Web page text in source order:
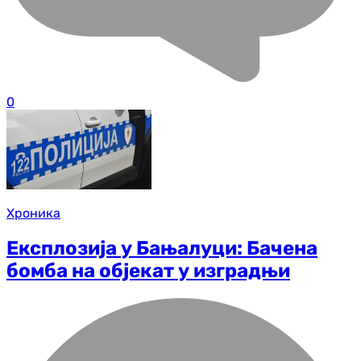
0
Хроника
Експлозија у Бањалуци: Бачена
бомба на објекат у изградњи